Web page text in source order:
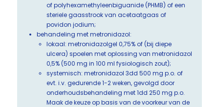
of polyhexamethyleenbiguanide (PHMB) of een
steriele gaasstrook van acetaatgaas of
povidon jodium;
behandeling met metronidazol:
lokaal: metronidazolgel 0,75% of (bij diepe
ulcera) spoelen met oplossing van metronidazol
0,5% (500 mg in 100 ml fysiologisch zout);
systemisch: metronidazol 3dd 500 mg p.o. of
evt. i.v. gedurende 1-2 weken, gevolgd door
onderhoudsbehandeling met 1dd 250 mg p.o.
Maak de keuze op basis van de voorkeur van de